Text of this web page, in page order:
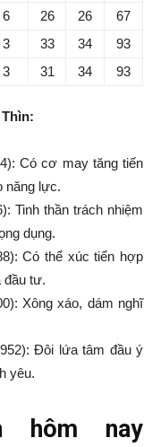
6 26 26 67
3 33 34
93
3 31 34 93
Có cơ may tăng tiến
năng lực.
Tinh thần trách nhiệm
dụng.
Có thể xúc tiến hợp
đầu tư.
Xông xáo, dám nghĩ
Đôi lứa tâm đầu ý
yêu.
hôm nay